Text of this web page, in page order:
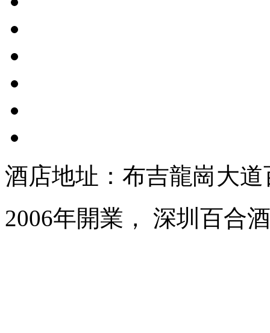
酒店地址：布吉龍崗大
2006年開業， 深圳百